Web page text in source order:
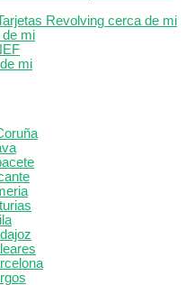
Revolving cerca de mi
mi
mi